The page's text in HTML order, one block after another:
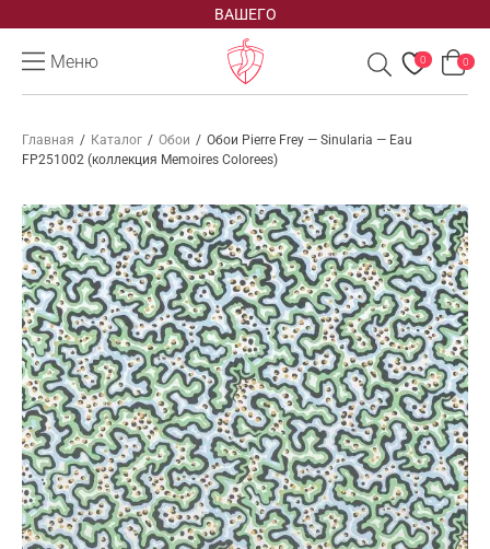
ВАШЕГО
Меню 0 0
Главная / Каталог / Обои / Обои Pierre Frey — Sinularia — Eau
FP251002 (коллекция Memoires Colorees)